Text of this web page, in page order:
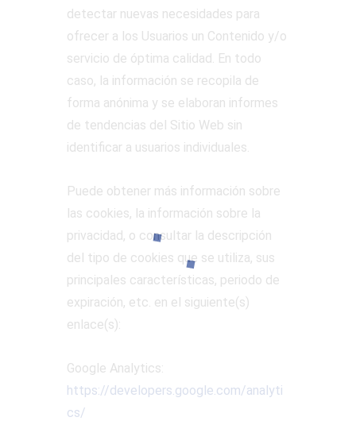
detectar nuevas necesidades para
ofrecer a los Usuarios un Contenido y/o
servicio de óptima calidad. En todo
caso, la información se recopila de
forma anónima y se elaboran informes
de tendencias del Sitio Web sin
identificar a usuarios individuales.
Puede obtener más información sobre
las cookies, la información sobre la
privacidad, o consultar la descripción
del tipo de cookies que se utiliza, sus
principales características, periodo de
expiración, etc. en el siguiente(s)
enlace(s):
Google Analytics:
https://developers.google.com/analyti
cs/